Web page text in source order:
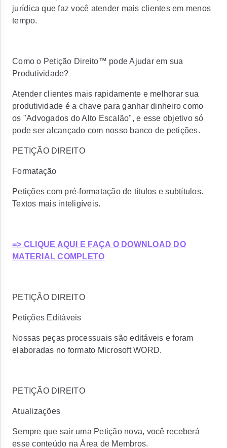
jurídica que faz você atender mais clientes em menos
tempo.
Como o Petição Direito™ pode Ajudar em sua
Produtividade?
Atender clientes mais rapidamente e melhorar sua
produtividade é a chave para ganhar dinheiro como
os "Advogados do Alto Escalão", e esse objetivo só
pode ser alcançado com nosso banco de petições.
PETIÇÃO DIREITO
Formatação
Petições com pré-formatação de títulos e subtítulos.
Textos mais inteligíveis.
=> CLIQUE AQUI E FAÇA O DOWNLOAD DO
MATERIAL COMPLETO
PETIÇÃO DIREITO
Petições Editáveis
Nossas peças processuais são editáveis e foram
elaboradas no formato Microsoft WORD.
PETIÇÃO DIREITO
Atualizações
Sempre que sair uma Petição nova, você receberá
esse conteúdo na Área de Membros.